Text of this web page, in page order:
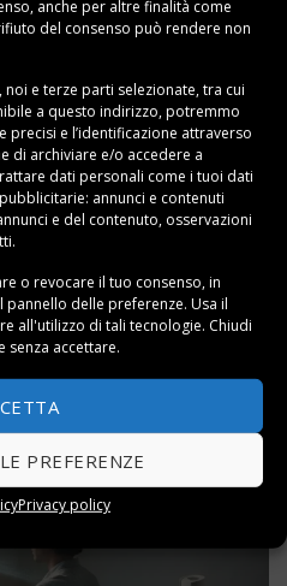
anche per altre finalità come
del consenso può rendere non
e terze parti selezionate, tra cui
a questo indirizzo, potremmo
e l’identificazione attraverso
di archiviare e/o accedere a
dati personali come i tuoi dati
annunci e contenuti
e del contenuto, osservazioni
o revocare il tuo consenso, in
delle preferenze. Usa il
all'utilizzo di tali tecnologie. Chiudi
senza accettare.
PREFERENZE
Privacy policy
pale rotantiè un plus
più uniforme, coprendo
i materiali: plastica ABS
tempo, mentre le griglie
sicurezza e un aspetto più
da tavolo considerando il
con batteria di buona
euro. Oltre i 50 euro trovi
avanzate. Leggi
prestazioni reali, durata
sono aspetti che
degli utenti.